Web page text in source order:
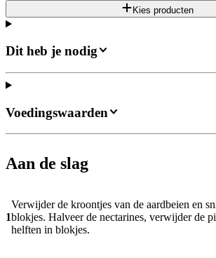
Kies producten
Dit heb je nodig
Aan de slag
1
Verwijder de kroontjes van de aardbeien en
blokjes. Halveer de nectarines, verwijder de
helften in blokjes.
Voedingswaarden